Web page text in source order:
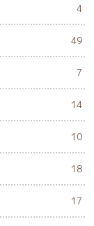
4
49
7
14
10
18
17